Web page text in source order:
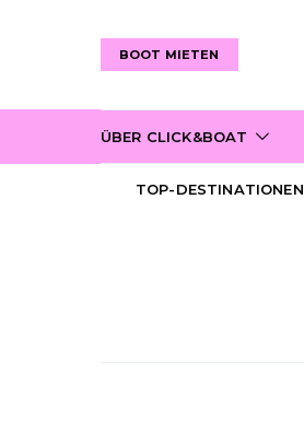
BOOT MIETEN
ÜBER CLICK&BOAT
TOP-DESTINATIONEN